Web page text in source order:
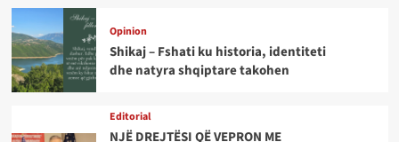
Opinion
Shikaj – Fshati ku historia, identiteti
dhe natyra shqiptare takohen
Editorial
NJË DREJTËSI QË VEPRON ME